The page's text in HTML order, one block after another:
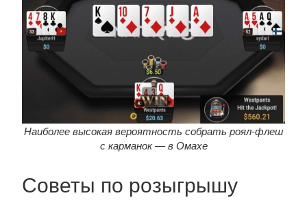
Наиболее высокая вероятность собрать роял-флеш
с карманок — в Омахе
Советы по розыгрышу